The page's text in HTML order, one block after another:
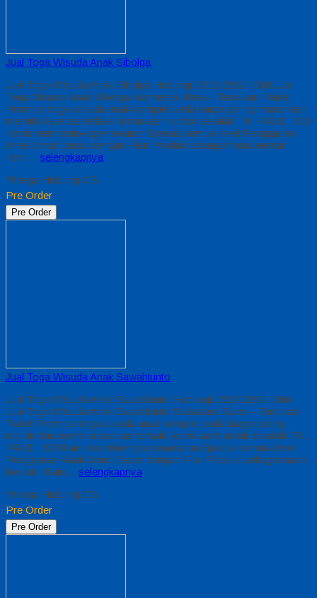
Jual Toga Wisuda Anak Sibolga
Jual Toga Wisuda Anak Sibolga Hubungi 0812-2282-1060 Jual
Toga Wisuda Anak Sibolga Sumatera Utara – Temukan Paket
Promosi toga wisuda anak komplet pada harga paling murah dan
memiliki kualitas terbaik, kami kasih untuk sekolah TK, PAUD , SD
Kami memberinya penawaran Special semua level Pengajaran
Anak Umur Dasar dengan Fitur Produk sebagaimana berikut :
Kain… selengkapnya
*Harga Hubungi CS
Pre Order
Pre Order
Jual Toga Wisuda Anak Sawahlunto
Jual Toga Wisuda Anak Sawahlunto Hubungi 0812-2282-1060
Jual Toga Wisuda Anak Sawahlunto Sumatera Barat – Temukan
Paket Promosi toga wisuda anak komplet pada harga paling
murah dan memiliki kualitas terbaik, kami kasih untuk sekolah TK,
PAUD , SD Kami memberinya penawaran Special semua level
Pengajaran Anak Umur Dasar dengan Fitur Produk sebagaimana
berikut : Kain… selengkapnya
*Harga Hubungi CS
Pre Order
Pre Order